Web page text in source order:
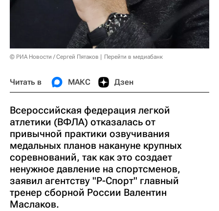
© РИА Новости / Сергей Пятаков Перейти в медиабанк
Читать в МАКС Дзен
Всероссийская федерация легкой
атлетики (ВФЛА) отказалась от
привычной практики озвучивания
медальных планов накануне крупных
соревнований, так как это создает
ненужное давление на спортсменов,
заявил агентству "Р-Спорт" главный
тренер сборной России Валентин
Маслаков.